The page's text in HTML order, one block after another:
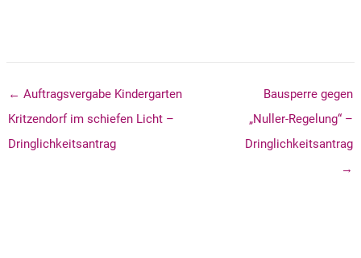
← Auftragsvergabe Kindergarten
Kritzendorf im schiefen Licht –
Dringlichkeitsantrag
Bausperre gegen
„Nuller-Regelung“ –
Dringlichkeitsantrag
→